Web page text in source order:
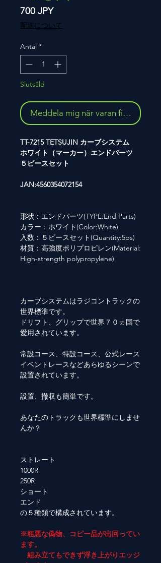
700 JPYPris
配送について
Antal *
Slutsåld
Meddela mig när varan finns i lager
TT-7215 TETSUJIN カーブシステム
ホワイト（マーカー）エンドパーツ
５ピースセット
JAN:4560354072154
形状：エンドパーツ(TYPE:End Parts)
カラー：ホワイト(Color:White)
入数：５ピースセット(Quantity:5ps)
材質：高強度ポリプロピレン(Material:
High-strength polypropylene)
カーブシステムはラジコントラックの
世界標準です。
ドリフト、グリップで世界７０ヵ国で
愛用されています。
常設コース、特設コース、公式レース
イベントレースなどあらゆるシーンで
設置されています。
設置、撤収も簡単です。
あなたのトラックも世界標準にしませ
んか？
ストレート
1000R
250R
ショート
エンド
の５種類で構成されています。
※粗悪な偽物、コピー品が出回ってい
ます。
組み立てもできず浮き上がりエッジ